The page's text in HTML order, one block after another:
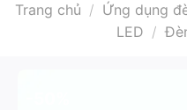
Trang chủ / Ứng dụng
LED /